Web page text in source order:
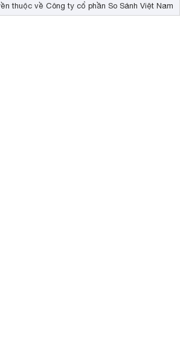
thuộc về Công ty cổ phần So Sánh Việt Nam